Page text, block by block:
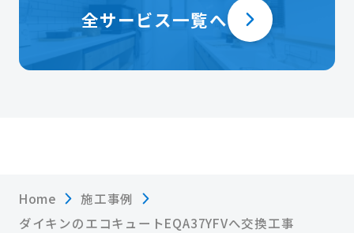
全サービス一覧へ
Home
施工事例
ダイキンのエコキュートEQA37YFVへ交換工事